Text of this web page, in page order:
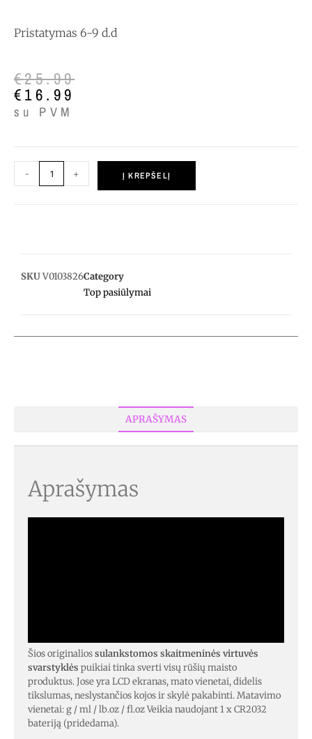
Pristatymas 6-9 d.d
€25.99
€16.99
su PVM
- + Į KREPŠELĮ
SKUV0103826Category
Top pasiūlymai
APRAŠYMAS
Aprašymas
Šios originaliossulankstomos skaitmeninės virtuvės
svarstyklės puikiai tinka sverti visų rūšių maisto
produktus. Jose yra LCD ekranas, mato vienetai, didelis
tikslumas, neslystančios kojos ir skylė pakabinti. Matavimo
vienetai: g / ml / lb.oz / fl.oz Veikia naudojant 1 x CR2032
bateriją (pridedama).